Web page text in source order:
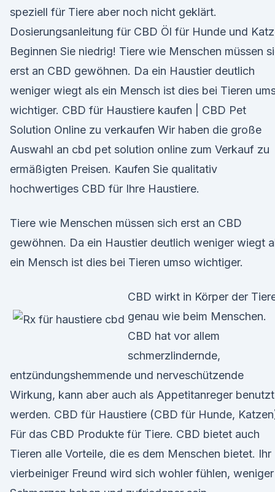
speziell für Tiere aber noch nicht geklärt.
Dosierungsanleitung für CBD Öl für Hunde und
Beginnen Sie niedrig! Tiere wie Menschen müssen
erst an CBD gewöhnen. Da ein Haustier deutlich
weniger wiegt als ein Mensch ist dies bei Tieren
wichtiger. CBD für Haustiere kaufen | CBD Pet
Solution Online zu verkaufen Wir haben die große
Auswahl an cbd pet solution online zum Verkauf zu
ermäßigten Preisen. Kaufen Sie qualitativ
hochwertiges CBD für Ihre Haustiere.
Tiere wie Menschen müssen sich erst an CBD
gewöhnen. Da ein Haustier deutlich weniger wiegt
ein Mensch ist dies bei Tieren umso wichtiger.
CBD wirkt in Körper der
genau wie beim Menschen.
CBD hat vor allem
schmerzlindernde,
entzündungshemmende und nerveschützende
Wirkung, kann aber auch als Appetitanreger benutzt
werden. CBD für Haustiere (CBD für Hunde,
Für das CBD Produkte für Tiere. CBD bietet auch
Tieren alle Vorteile, die es dem Menschen bietet. Ihr
vierbeiniger Freund wird sich wohler fühlen, weniger